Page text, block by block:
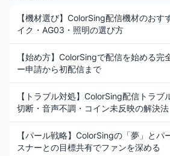
【機材選び】ColorSing配信機材のおす
イク・AG03・照明の選び方
【始め方】ColorSingで配信を始める完
ー申請から初配信まで
【トラブル対処】ColorSing配信トラブ
切断・音声不調・コイン未反映の解決法
【パール戦略】ColorSingの「夢」とパ
スナーとの目標共有でファンを深める